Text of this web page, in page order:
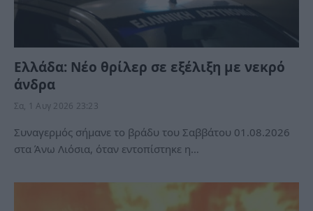
Ελλάδα: Νέο θρίλερ σε εξέλιξη με νεκρό
άνδρα
Σα, 1 Αυγ 2026 23:23
Συναγερμός σήμανε το βράδυ του Σαββάτου 01.08.2026
στα Άνω Λιόσια, όταν εντοπίστηκε η…